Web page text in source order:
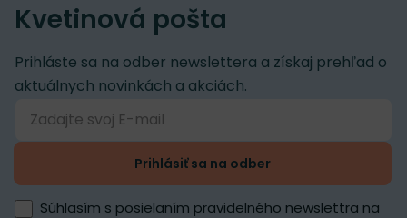
Kvetinová pošta
Prihláste sa na odber newslettera a získaj prehľad o
aktuálnych novinkách a akciách.
Prihlásiť sa na odber
Súhlasím s posielaním pravidelného newslettra na